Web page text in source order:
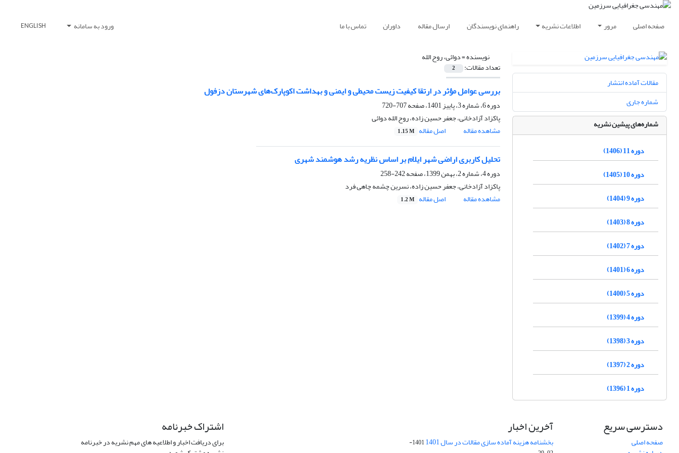
صفحه اصلی مرور اطلاعات نشریه راهنمای نویسندگان ارسال مقاله داوران تماس با ما ورود به سامانه ENGLISH
نویسنده =دوائی، روح الله
تعداد مقالات: 2
بررسی عوامل مؤثر در ارتقا کیفیت زیست محیطی و ایمنی و بهداشت اکوپارک‌های شهرستان دزفول
دوره 6، شماره 3، پاییز 1401، صفحه
707-720
پاکزاد آزادخانی، جعفر حسین زاده، روح الله دوائی
مشاهده مقاله
اصل مقاله 1.15 M
تحلیل کاربری اراضی شهر ایلام بر اساس نظریه رشد هوشمند شهری
دوره 4، شماره 2، بهمن 1399، صفحه
242-258
پاکزاد آزادخانی، جعفر حسین زاده، نسرین چشمه چاهی فرد
مشاهده مقاله
اصل مقاله 1.2 M
مقالات آماده انتشار
شماره جاری
شماره‌های پیشین نشریه
دوره 11 (1406)
دوره 10 (1405)
دوره 9 (1404)
دوره 8 (1403)
دوره 7 (1402)
دوره 6 (1401)
دوره 5 (1400)
دوره 4 (1399)
دوره 3 (1398)
دوره 2 (1397)
دوره 1 (1396)
دسترسی سریع
صفحه اصلی
آخرین اخبار
بخشنامه هزینه آماده سازی مقالات در سال 1401
1401-
اشتراک خبرنامه
برای دریافت اخبار و اطلاعیه های مهم نشریه در خبرنامه